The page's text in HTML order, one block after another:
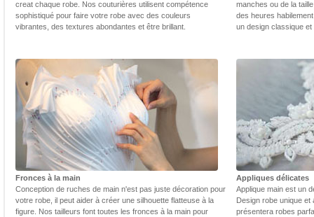
creat chaque robe. Nos couturières utilisent compétence
sophistiqué pour faire votre robe avec des couleurs
vibrantes, des textures abondantes et être brillant.
manches ou de la
des heures
un design classique
Fronces à la main
Conception de ruches de main n'est pas juste décoration pour
votre robe, il peut aider à créer une silhouette flatteuse à la
figure. Nos tailleurs font toutes les fronces à la main pour
Appliques délicates
Applique main est un
Design robe unique et
présentera robes